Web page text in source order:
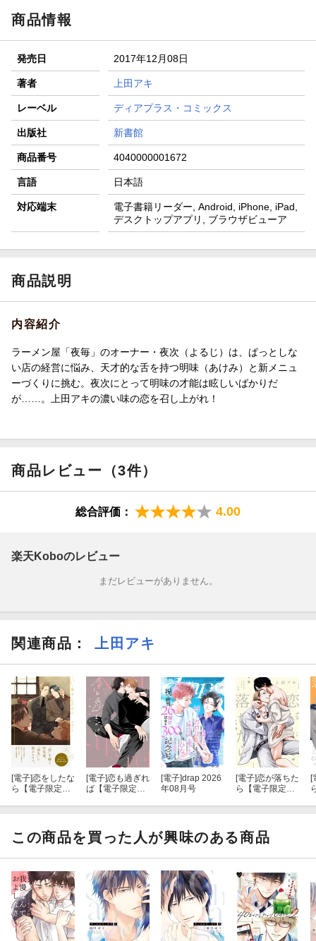
商品情報
発売日 2017年12月08日
著者 上田アキ
レーベル ディアプラス・コミックス
出版社 新書館
商品番号 4040000001672
言語 日本語
対応端末
電子書籍リーダー, Android, iPhone, iPad,
デスクトップアプリ, ブラウザビューア
商品説明
内容紹介
ラーメン屋「夜毎」のオーナー・夜次（よるじ）は、ぱっとしな
い店の経営に悩み、天才的な舌を持つ明味（あけみ）と新メニュ
ーづくりに挑む。夜次にとって明味の才能は眩しいばかりだ
が……。上田アキの濃い味の恋を召し上がれ！
商品レビュー（3件）
総合評価： 4.00
楽天Koboのレビュー
まだレビューがありません。
関連商品 ： 上田アキ
[電子]恋をしたな
ら【電子限定描
[電子]恋も過ぎれ
ば【電子限定描
[電子]drap 2026
年08月号
[電子]恋が落ちた
ら【電子限定描
[
この商品を買った人が興味のある商品